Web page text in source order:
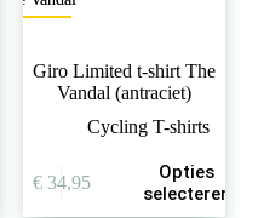
Giro Limited t-shirt The
Vandal (antraciet)
Cycling T-shirts
€34,95
Opties
selecteren
product